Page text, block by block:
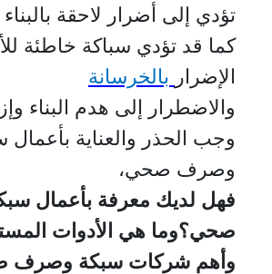
تؤدي إلى أضرار لاحقة
كما قد تؤدي سباكة خاطئة
الإضرار بالخرسانة
والاضطرار إلى هدم البناء
وجب الحذر والعناية بأعمال
وصرف صحي،
فهل لديك معرفة بأعمال
صحي؟وما هي الأدوات
وأهم شركات سبكة وصرف